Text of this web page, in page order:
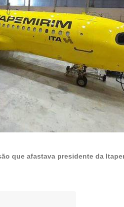
que afastava presidente da